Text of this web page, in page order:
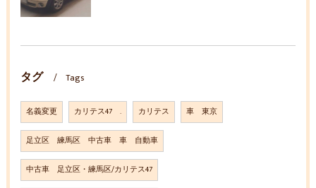
タグ Tags
名義変更 カリテス47 . カリテス 車 東京
足立区 練馬区 中古車 車 自動車
中古車 足立区・練馬区/カリテス47